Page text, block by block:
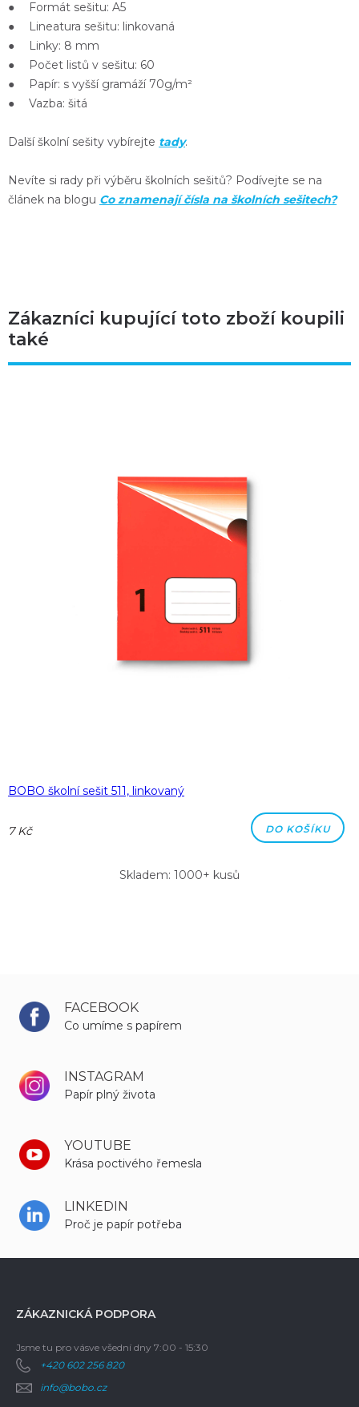
● Formát sešitu: A5
● Lineatura sešitu: linkovaná
● Linky: 8 mm
● Počet listů v sešitu: 60
● Papír: s vyšší gramáží 70g/m²
● Vazba: šitá
Další školní sešity vybírejte tady.
Nevíte si rady při výběru školních sešitů? Podívejte se na
článek na blogu Co znamenají čísla na školních sešitech?
Zákazníci kupující toto zboží koupili
také
BOBO školní sešit 511, linkovaný
7 Kč DO KOŠÍKU
Skladem: 1000+ kusů
FACEBOOK
Co umíme s papírem
INSTAGRAM
Papír plný života
YOUTUBE
Krása poctivého řemesla
LINKEDIN
Proč je papír potřeba
ZÁKAZNICKÁ PODPORA
Jsme tu pro vásve všední dny 7:00 - 15:30
+420 602 256 820
info@bobo.cz